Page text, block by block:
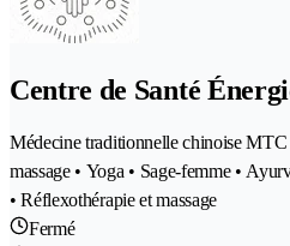
Centre de Santé
Médecine traditionnelle chinoise
massage • Yoga • Sage-femme •
• Réflexothérapie et massage
Fermé